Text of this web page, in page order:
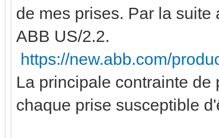
de mes prises. Par la
ABB US/2.2.
https://new.abb.com/
La principale contrainte
chaque prise susceptible